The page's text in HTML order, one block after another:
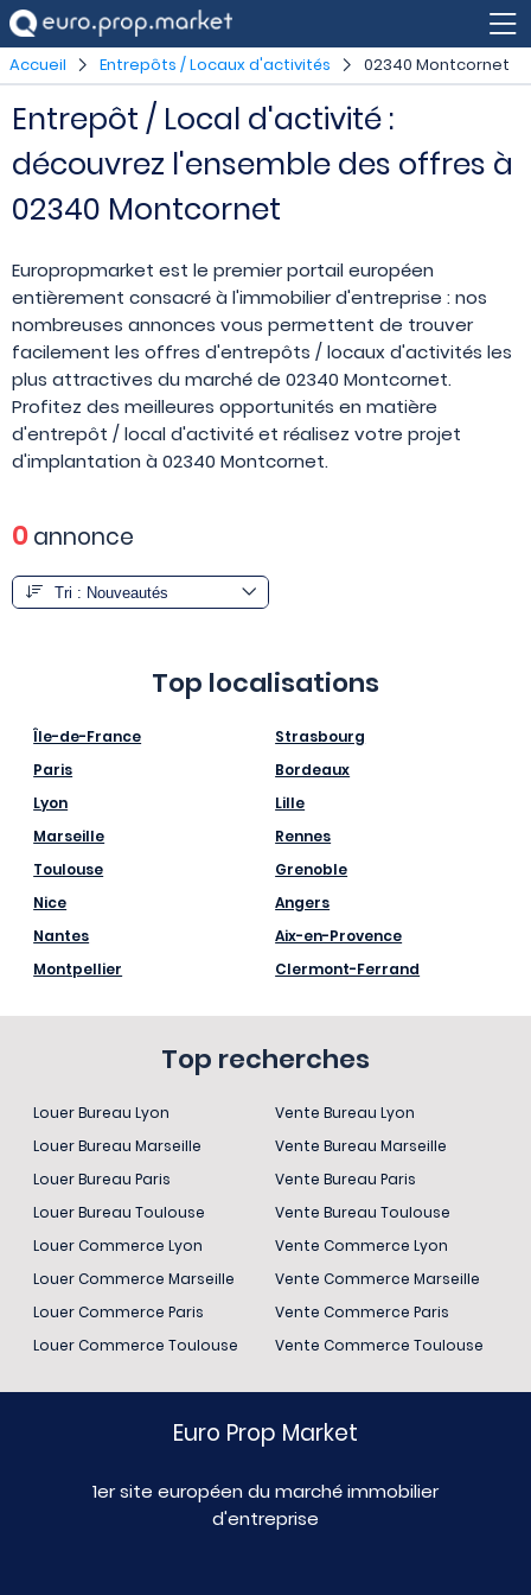
Accueil Entrepôts / Locaux d'activités 02340 Montcornet
Entrepôt / Local d'activité :
découvrez l'ensemble des offres à
02340 Montcornet
Europropmarket est le premier portail européen
entièrement consacré à l'immobilier d'entreprise : nos
nombreuses annonces vous permettent de trouver
facilement les offres d'entrepôts / locaux d'activités les
plus attractives du marché de 02340 Montcornet.
Profitez des meilleures opportunités en matière
d'entrepôt / local d'activité et réalisez votre projet
d'implantation à 02340 Montcornet.
0annonce
Top localisations
Île-de-France
Paris
Lyon
Marseille
Toulouse
Nice
Nantes
Montpellier
Strasbourg
Bordeaux
Lille
Rennes
Grenoble
Angers
Aix-en-Provence
Clermont-Ferrand
Top recherches
Louer Bureau Lyon
Louer Bureau Marseille
Louer Bureau Paris
Louer Bureau Toulouse
Louer Commerce Lyon
Louer Commerce Marseille
Louer Commerce Paris
Louer Commerce Toulouse
Vente Bureau Lyon
Vente Bureau Marseille
Vente Bureau Paris
Vente Bureau Toulouse
Vente Commerce Lyon
Vente Commerce Marseille
Vente Commerce Paris
Vente Commerce Toulouse
Euro Prop Market
1er site européen du marché immobilier
d'entreprise